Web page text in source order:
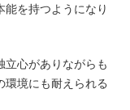
を持つようになり
立心がありながらも
環境にも耐えられる